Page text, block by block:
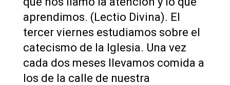
aprendimos. (Lectio Divina). El
tercer viernes estudiamos sobre el
catecismo de la Iglesia. Una vez
cada dos meses llevamos comida a
los de la calle de nuestra